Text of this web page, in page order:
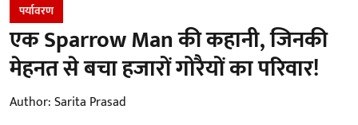
पर्यावरण
एक Sparrow Man की कहानी, जिनकी
मेहनत से बचा हजारों गोरैयों का परिवार!
Author:Sarita Prasad